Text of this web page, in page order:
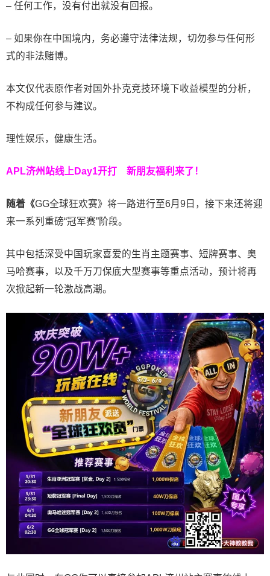
– 任何工作，没有付出就没有回报。
– 如果你在中国境内，务必遵守法律法规，切勿参与任何形
式的非法赌博。
本文仅代表原作者对国外扑克竞技环境下收益模型的分析，
不构成任何参与建议。
理性娱乐，健康生活。
APL济州站线上Day1开打 新朋友福利来了！
随着《GG全球狂欢赛》将一路进行至6月9日，接下来还将迎
来一系列重磅“冠军赛”阶段。
其中包括深受中国玩家喜爱的生肖主题赛事、短牌赛事、奥
马哈赛事，以及千万刀保底大型赛事等重点活动，预计将再
次掀起新一轮激战高潮。